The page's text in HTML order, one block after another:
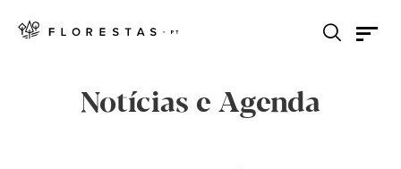
Notícias e Agenda